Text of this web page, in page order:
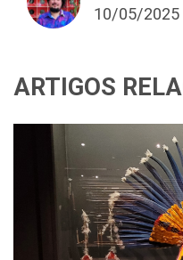
10/05/2025
ARTIGOS